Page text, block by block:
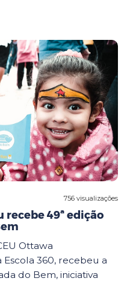
756 visualizações
recebe 49ª edição
Ottawa
360, recebeu a
do Bem, iniciativa